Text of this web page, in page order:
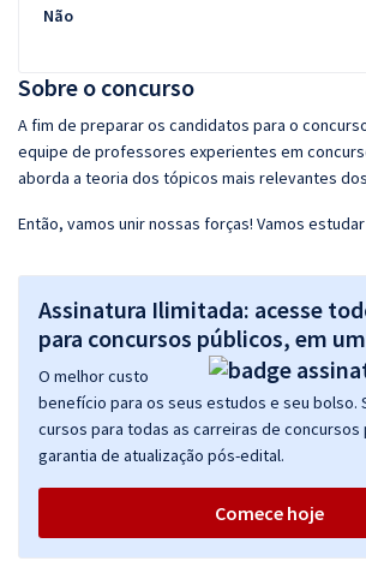
Sobre o concurso
A fim de preparar os candidatos para o
equipe de professores experientes em
aborda a teoria dos tópicos mais relevantes
Então, vamos unir nossas forças! Vamos
Assinatura Ilimitada: acesse
para concursos públicos, em
O melhor custo
benefício para os seus estudos e seu bolso.
cursos para todas as carreiras de concursos
garantia de atualização pós-edital.
Comece hoje
Não